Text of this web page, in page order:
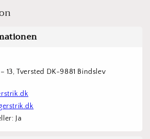
13, Tversted DK-9881 Bindslev
Ja